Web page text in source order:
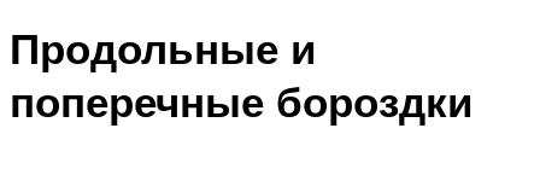
Продольные и
поперечные бороздки